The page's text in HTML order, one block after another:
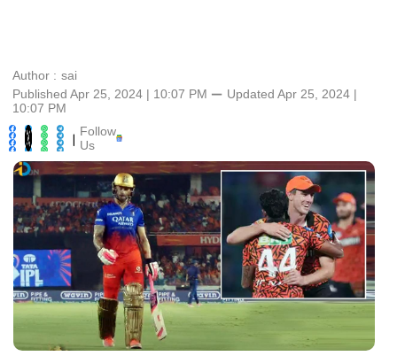
Author : sai
Published Apr 25, 2024 | 10:07 PM ⚊ Updated Apr 25, 2024 |
10:07 PM
| Follow
Us